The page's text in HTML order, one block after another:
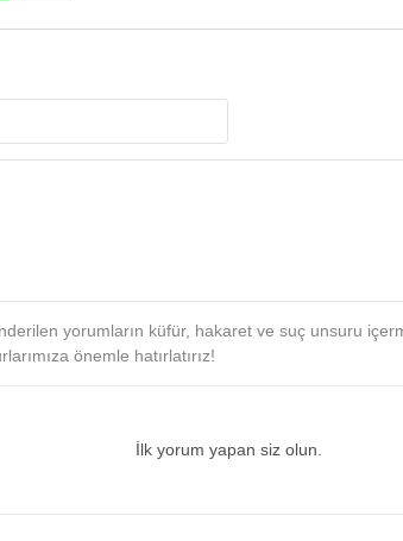
yorumların küfür, hakaret ve suç unsuru
önemle hatırlatırız!
İlk yorum yapan siz olun.